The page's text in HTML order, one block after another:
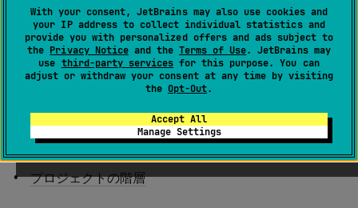
With your consent, JetBrains may also use cookies and
your IP address to collect individual statistics and
provide you with personalized offers and ads subject to
the Privacy Noticeand the Terms of Use. JetBrains may
use third-party servicesfor this purpose. You can
adjust or withdraw your consent at any time by visiting
the Opt-Out.
Accept All
Manage Settings
ReSharper | インスペクション | 階層
階層ウィンドウには、コードのいくつかの型階層構造が
型階層
プロジェクトの階層